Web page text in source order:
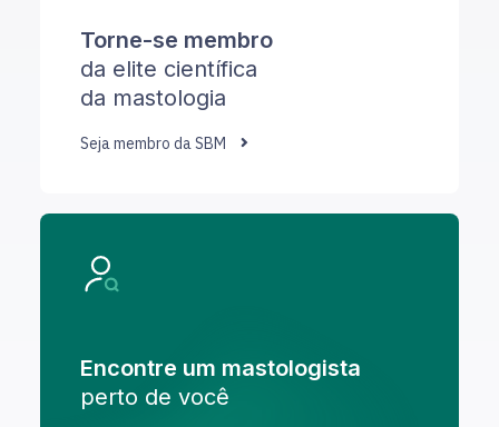
Torne-se membro
da elite científica
da mastologia
Seja membro da SBM
Encontre um mastologista
perto de você